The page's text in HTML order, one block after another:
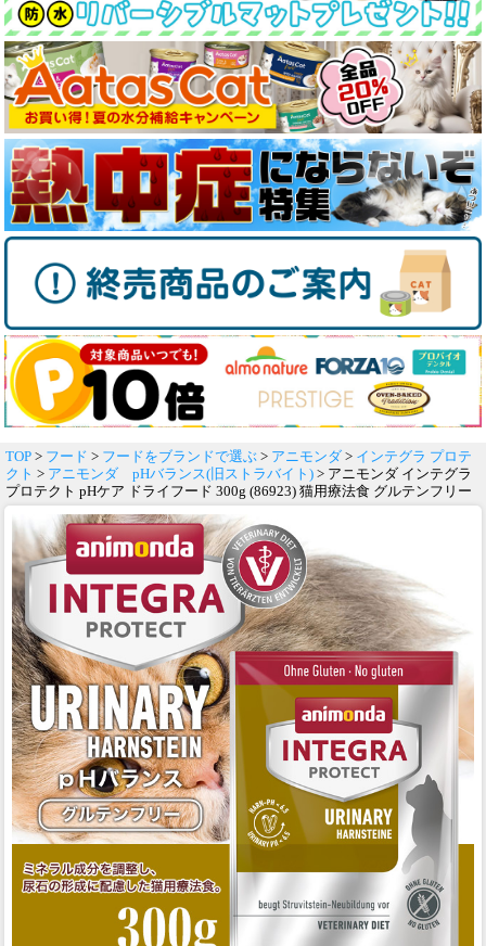
TOP > フード > フードをブランドで選ぶ > アニモンダ > インテグラ プロテ
クト > アニモンダ pHバランス(旧ストラバイト) > アニモンダ インテグラ
プロテクト pHケア ドライフード 300g (86923) 猫用療法食 グルテンフリー